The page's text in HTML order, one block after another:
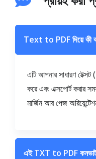
Text to PDF দিয়ে কী
এটি আপনার সাধারণ
করে এবং এক্সপোর্ট করার
মার্জিন আর পেজ
এই TXT to PDF